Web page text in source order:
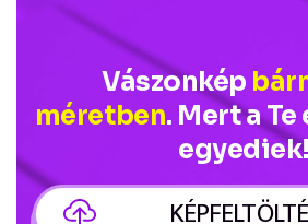
Vászonkép
méretben. Mert a